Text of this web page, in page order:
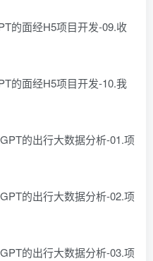
的面经H5项目开发-09.收
的面经H5项目开发-10.我
的出行大数据分析-01.项
的出行大数据分析-02.项
的出行大数据分析-03.项